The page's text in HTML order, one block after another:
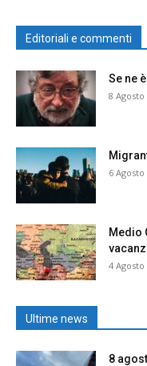
Editoriali e commenti
Se ne
8 Agosto
6 Agosto
Medio
4 Agosto
Ultime news
8